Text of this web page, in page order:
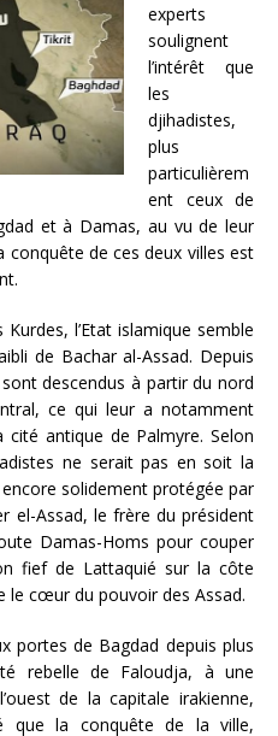
experts
soulignent
l’intérêt que
les
djihadistes,
plus
particulièrem
ent ceux de
et à Damas, au vu de leur
de ces deux villes est
l’Etat islamique semble
de Bachar al-Assad. Depuis
descendus à partir du nord
ce qui leur a notamment
antique de Palmyre. Selon
ne serait pas en soit la
solidement protégée par
el-Assad, le frère du président
Damas-Homs pour couper
fief de Lattaquié sur la côte
le cœur du pouvoir des Assad.
portes de Bagdad depuis plus
rebelle de Faloudja, à une
de la capitale irakienne,
que la conquête de la ville,